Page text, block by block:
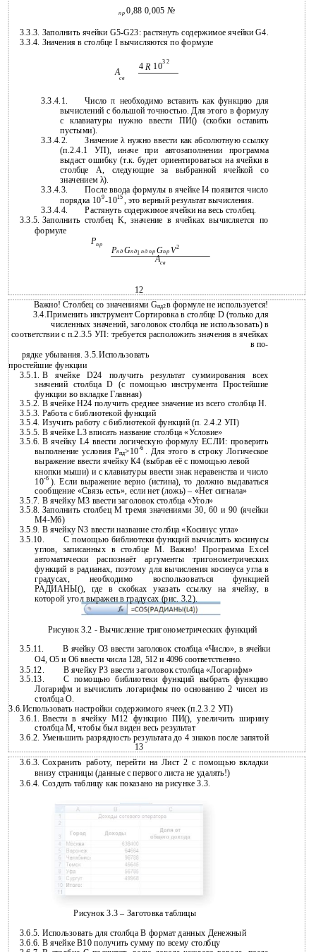
пр0,88 0,005№
3.3.3. Заполнить ячейки G5-G23: растянуть содержимое ячейки G4.
3.3.4. Значения в столбце I вычисляются по формуле
А
4 R 103 2
св
3.3.4.1.
Число π необходимо вставить как функцию для
вычислений с большой точностью. Для этого в формулу
с клавиатуры нужно ввести ПИ() (скобки оставить
пустыми).
3.3.4.2.
Значение λ нужно ввести как абсолютную ссылку
(п.2.4.1 УП), иначе при автозаполнении программа
выдаст ошибку (т.к. будет ориентироваться на ячейки в
столбце А, следующие за выбранной ячейкой со
значением λ).
3.3.4.3. После ввода формулы в ячейке I4 появится число
порядка 109-1015
, это верный результат вычисления.
3.3.4.4.
Растянуть содержимое ячейки на весь столбец.
3.3.5. Заполнить столбец K, значение в ячейках вычисляется по
формуле
Pпр
РпдGпд1пд прGпр V2
Асв
12
Важно! Столбец со значениями Gпд2в формуле не используется!
3.4.Применить инструмент Сортировка в столбце D (только для
численных значений, заголовок столбца не использовать) в
соответствии с п.2.3.5 УП: требуется расположить значения в ячейках
в по-
рядке убывания. 3.5.Использовать
простейшие функции
3.5.1. В ячейке D24 получить результат суммирования всех
значений столбца D (с помощью инструмента Простейшие
функции во вкладке Главная)
3.5.2. В ячейке H24 получить среднее значение из всего столбца Н.
3.5.3. Работа с библиотекой функций
3.5.4. Изучить работу с библиотекой функций (п. 2.4.2 УП)
3.5.5. В ячейке L3 вписать название столбца «Условие»
3.5.6. В ячейку L4 ввести логическую формулу ЕСЛИ: проверить
выполнение условияРпд>10-6 . Для этого в строку Логическое
выражение ввести ячейку К4 (выбрав её с помощью левой
кнопки мыши) и с клавиатуры ввести знак неравенства и число
10-6 ). Если выражение верно (истина), то должно выдаваться
сообщение «Связь есть», если нет (ложь) – «Нет сигнала»
3.5.7. В ячейку М3 ввести заголовок столбца «Угол»
3.5.8. Заполнить столбец М тремя значениями 30, 60 и 90 (ячейки
М4-М6)
3.5.9. В ячейку N3 ввести название столбца «Косинус угла»
3.5.10.
С помощью библиотеки функций вычислить косинусы
углов, записанных в столбце М. Важно! Программа Excel
автоматически распознаёт аргументы тригонометрических
функций в радианах, поэтому для вычисления косинуса угла в
градусах, необходимо воспользоваться функцией
РАДИАНЫ(), где в скобках указать ссылку на ячейку, в
которой угол выражен в градусах (рис. 3.2).
Рисунок 3.2 - Вычисление тригонометрических функций
3.5.11. В ячейку О3 ввести заголовок столбца «Число», в ячейки
О4, О5 и О6 ввести числа 128, 512 и 4096 соответственно.
3.5.12. В ячейку Р3 ввести заголовок столбца «Логарифм»
3.5.13. С помощью библиотеки функций выбрать функцию
Логарифм и вычислить логарифмы по основанию 2 чисел из
столбца О.
3.6.Использовать настройки содержимого ячеек (п.2.3.2 УП)
3.6.1. Ввести в ячейку М12 функцию ПИ(), увеличить ширину
столбца М, чтобы был виден весь результат
3.6.2. Уменьшить разрядность результата до 4 знаков после запятой
13
3.6.3. Сохранить работу, перейти на Лист 2 с помощью вкладки
внизу страницы (данные с первого листа не удалять!)
3.6.4. Создать таблицу как показано на рисунке 3.3.
Рисунок 3.3 – Заготовка таблицы
3.6.5. Использовать для столбца В формат данных Денежный
3.6.6. В ячейке В10 получить сумму по всему столбцу